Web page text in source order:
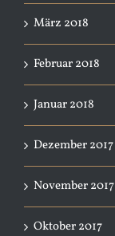
März 2018
Februar 2018
Januar 2018
Dezember 2017
November 2017
Oktober 2017